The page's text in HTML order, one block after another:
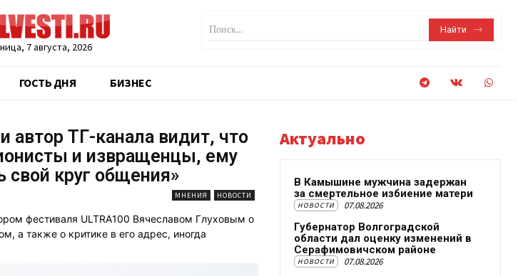
7 августа, 2026
Поиск... Найти
ГОСТЬ ДНЯ БИЗНЕС
автор ТГ-канала видит, что
и извращенцы, ему
свой круг общения»
МНЕНИЯ НОВОСТИ
фестиваля ULTRA100 Вячеславом Глуховым о
а также о критике в его адрес, иногда
Актуально
В Камышине мужчина задержан
за смертельное избиение матери
НОВОСТИ 07.08.2026
Губернатор Волгоградской
области дал оценку изменений в
Серафимовичском районе
НОВОСТИ 07.08.2026